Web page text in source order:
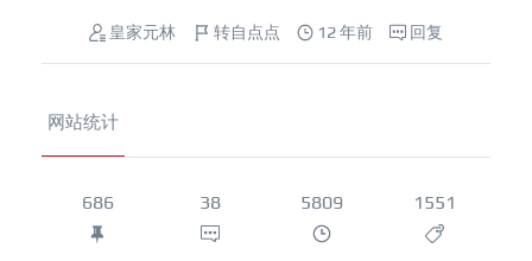
皇家元林 转自点点 12 年前 回复
网站统计
686 38 5809 1551